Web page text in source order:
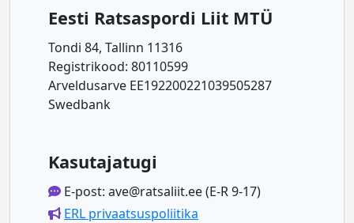
Eesti Ratsaspordi Liit MTÜ
Tondi 84, Tallinn 11316
Registrikood: 80110599
Arveldusarve EE192200221039505287
Swedbank
Kasutajatugi
E-post: ave@ratsaliit.ee (E-R 9-17)
ERL privaatsuspoliitika